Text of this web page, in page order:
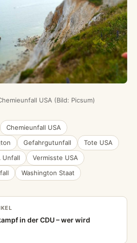
USA (Bild: Picsum)
Chemieunfall USA
Gefahrgutunfall
Tote USA
Unfall
Vermisste USA
Washington Staat
in der CDU – wer wird